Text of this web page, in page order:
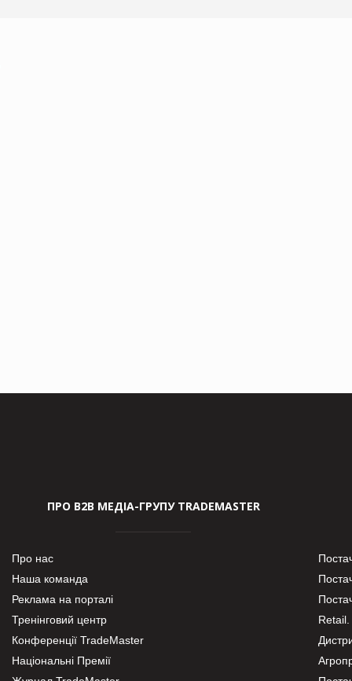
ПРО В2В МЕДІА-ГРУПУ TRADEMASTER
Про нас
Наша команда
Реклама на порталі
Тренінговий центр
Конференції TradeMaster
Національні Премії
Retail.